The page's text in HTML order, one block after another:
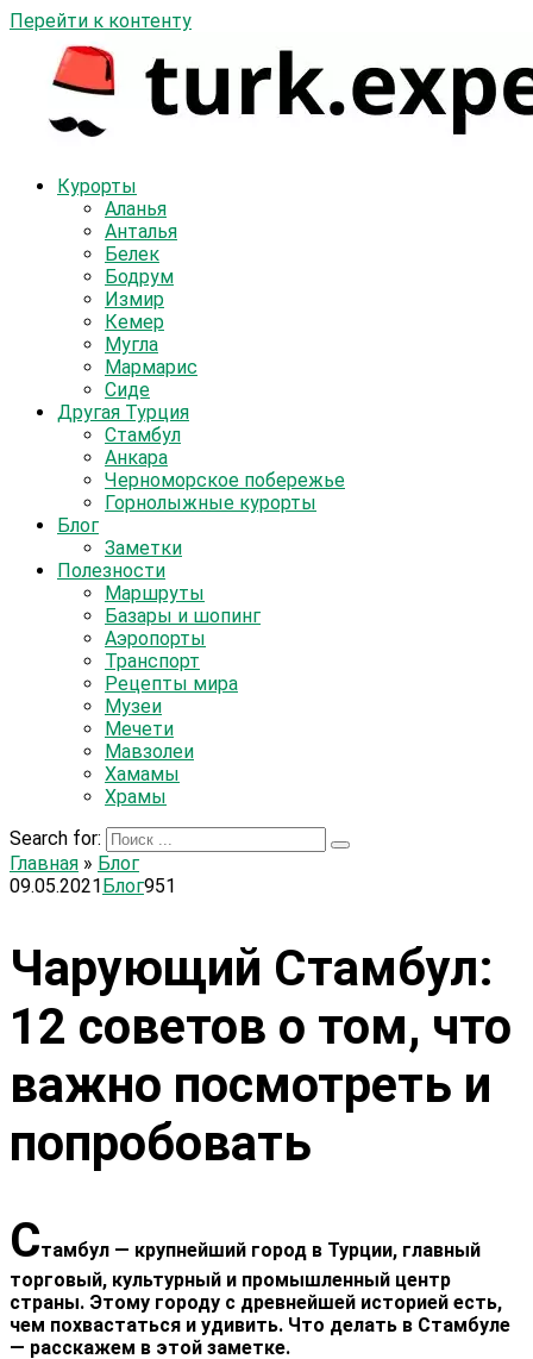
Перейти к контенту
Курорты
Аланья
Анталья
Белек
Бодрум
Измир
Кемер
Мугла
Мармарис
Сиде
Другая Турция
Стамбул
Анкара
Черноморское побережье
Горнолыжные курорты
Блог
Заметки
Полезности
Маршруты
Базары и шопинг
Аэропорты
Транспорт
Рецепты мира
Музеи
Мечети
Мавзолеи
Хамамы
Храмы
Search for:
Главная » Блог
09.05.2021Блог951
Чарующий Стамбул:
12 советов о том, что
важно посмотреть и
попробовать
Стамбул — крупнейший город в Турции, главный
торговый, культурный и промышленный центр
страны. Этому городу с древнейшей историей есть,
чем похвастаться и удивить. Что делать в Стамбуле
— расскажем в этой заметке.